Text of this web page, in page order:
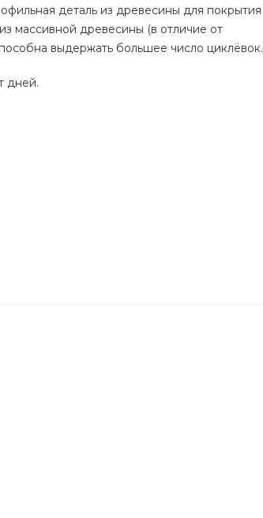
деталь из древесины для покрытия
массивной древесины (в отличие от
выдержать большее число циклёвок.
дней.